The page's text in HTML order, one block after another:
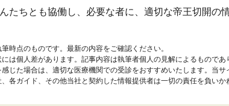
たちとも協働し、必要な者に、適切な帝王切開の
時点のものです。最新の内容をご確認ください。
は個人差があります。記事内容は執筆者個人の見解によるもので
じた場合は、適切な医療機関での受診をおすすめいたします。当
各ガイド、その他当社と契約した情報提供者は一切の責任を負いか